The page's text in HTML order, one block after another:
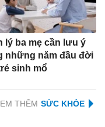
lý ba mẹ cần lưu ý
những năm đầu đời
sinh mổ
THÊM